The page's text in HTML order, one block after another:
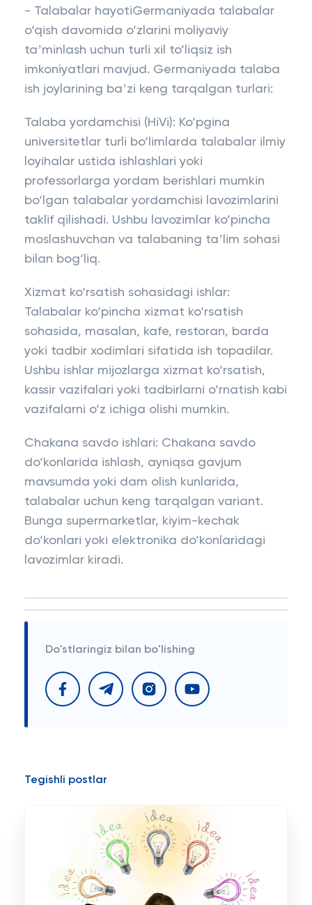
- Talabalar hayotiGermaniyada talabalar
o‘qish davomida o‘zlarini moliyaviy
taʼminlash uchun turli xil to‘liqsiz ish
imkoniyatlari mavjud. Germaniyada talaba
ish joylarining baʼzi keng tarqalgan turlari:
Talaba yordamchisi (HiVi): Ko‘pgina
universitetlar turli bo‘limlarda talabalar ilmiy
loyihalar ustida ishlashlari yoki
professorlarga yordam berishlari mumkin
bo‘lgan talabalar yordamchisi lavozimlarini
taklif qilishadi. Ushbu lavozimlar ko‘pincha
moslashuvchan va talabaning taʼlim sohasi
bilan bog‘liq.
Xizmat ko‘rsatish sohasidagi ishlar:
Talabalar ko‘pincha xizmat ko‘rsatish
sohasida, masalan, kafe, restoran, barda
yoki tadbir xodimlari sifatida ish topadilar.
Ushbu ishlar mijozlarga xizmat ko‘rsatish,
kassir vazifalari yoki tadbirlarni o‘rnatish kabi
vazifalarni o‘z ichiga olishi mumkin.
Chakana savdo ishlari: Chakana savdo
do‘konlarida ishlash, ayniqsa gavjum
mavsumda yoki dam olish kunlarida,
talabalar uchun keng tarqalgan variant.
Bunga supermarketlar, kiyim-kechak
do‘konlari yoki elektronika do‘konlaridagi
lavozimlar kiradi.
Do'stlaringiz bilan bo'lishing
Tegishli postlar